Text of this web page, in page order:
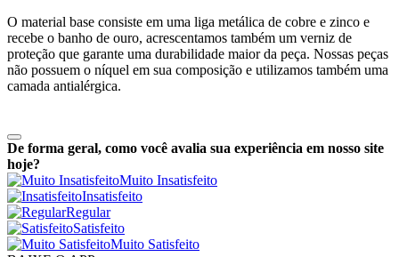
O material base consiste em uma liga metálica de cobre e zinco e
recebe o banho de ouro, acrescentamos também um verniz de
proteção que garante uma durabilidade maior da peça. Nossas peças
não possuem o níquel em sua composição e utilizamos também uma
camada antialérgica.
De forma geral, como você avalia sua experiência em nosso site
hoje?
Muito Insatisfeito
Insatisfeito
Regular
Satisfeito
Muito Satisfeito